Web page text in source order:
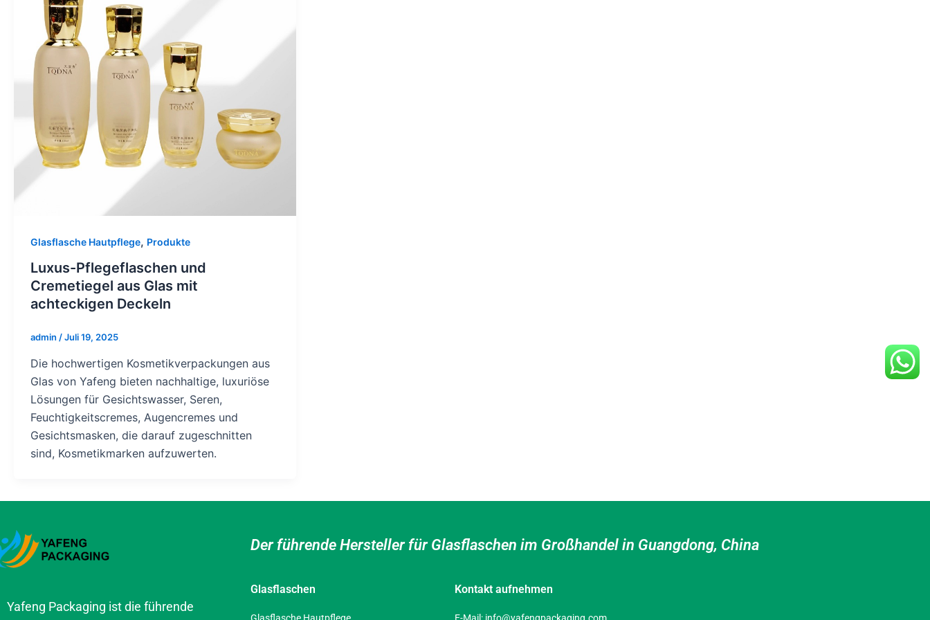
Glasflasche Hautpflege, Produkte
Luxus-Pflegeflaschen und
Cremetiegel aus Glas mit
achteckigen Deckeln
admin /Juli 19, 2025
Die hochwertigen Kosmetikverpackungen aus
Glas von Yafeng bieten nachhaltige, luxuriöse
Lösungen für Gesichtswasser, Seren,
Feuchtigkeitscremes, Augencremes und
Gesichtsmasken, die darauf zugeschnitten
sind, Kosmetikmarken aufzuwerten.
Yafeng Packaging ist die führende
Der führende Hersteller für Glasflaschen im Großhandel in Guangdong, China
Glasflaschen Kontakt aufnehmen